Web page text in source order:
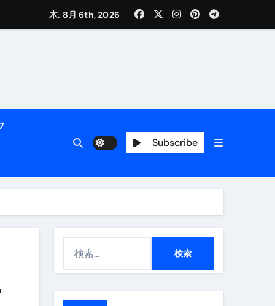
術】
き | ダイエット中の食事
木. 8月 6th, 2026
Subscribe